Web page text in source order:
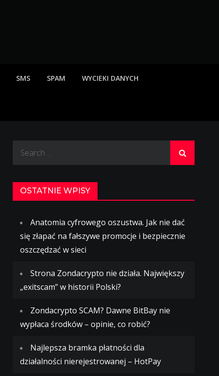
SMS SPAM WYCIEKI DANYCH
OSTATNIE WPISY
Anatomia cyfrowego oszustwa. Jak nie dać
się złapać na fałszywe promocje i bezpiecznie
oszczędzać w sieci
Strona Zondacrypto nie działa. Największy
„exitscam” w historii Polski?
Zondacrypto SCAM? Dawne BitBay nie
wypłaca środków – opinie, co robić?
Najlepsza bramka płatności dla
działalności nierejestrowanej – HotPay